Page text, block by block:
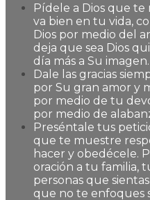
Pídele a Dios que
va bien en tu vida,
Dios por medio del
deja que sea Dios
día más a Su imagen.
Dale las gracias
por Su gran amor y
por medio de tu
por medio de
Preséntale tus
que te muestre
hacer y obedécele.
oración a tu familia,
personas que
que no te enfoques